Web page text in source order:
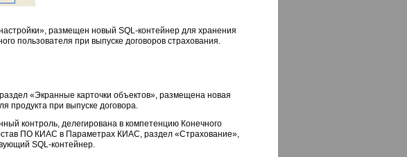
размещен новый SQL-контейнер для хранения
пользователя при выпуске договоров страхования.
«Экранные карточки объектов», размещена новая
продукта при выпуске договора.
контроль, делегирована в компетенцию Конечного
ПО КИАС в Параметрах КИАС, раздел «Страхование»,
SQL-контейнер.